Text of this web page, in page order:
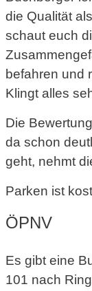
die Qualität
schaut euch
befahren und
Klingt alles
Die
da schon
geht, nehmt
Parken ist
ÖPNV
Es gibt eine
101 nach